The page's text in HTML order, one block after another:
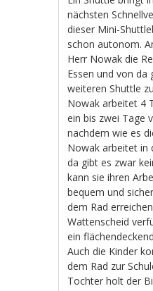
nächsten
dieser Mini-
schon autonom.
Herr Nowak die
Essen und von da
weiteren Shuttle
Nowak arbeitet 4
ein bis zwei Tage
nachdem wie es
Nowak arbeitet in
da gibt es zwar
kann sie ihren
bequem und
dem Rad
Wattenscheid
ein
Auch die Kinder
dem Rad zur
Tochter holt der